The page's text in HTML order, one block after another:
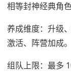
相等封神经典角
养成维度：升级
激活、阵营加成。
组队上限：最多